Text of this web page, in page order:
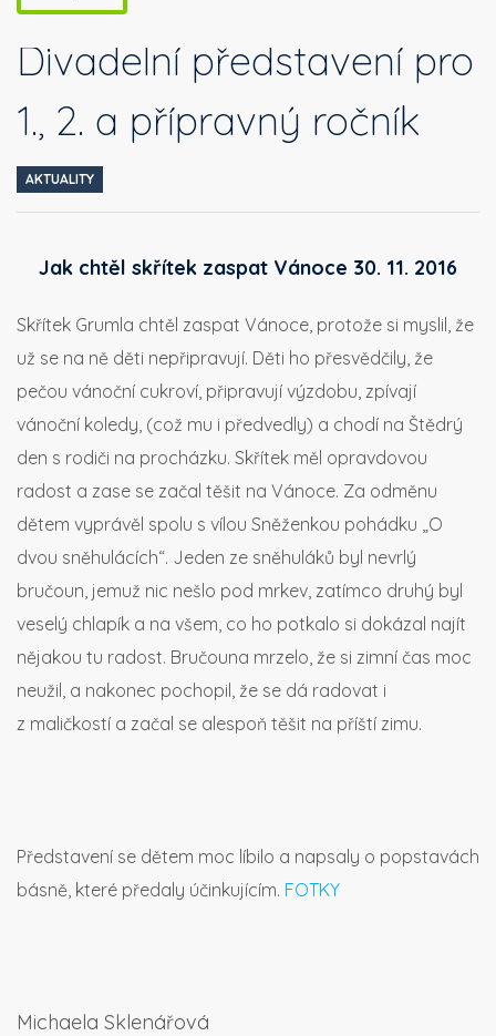
Divadelní představení pro
1., 2. a přípravný ročník
AKTUALITY
Jak chtěl skřítek zaspat Vánoce 30. 11. 2016
Skřítek Grumla chtěl zaspat Vánoce, protože si myslil, že
už se na ně děti nepřipravují. Děti ho přesvědčily, že
pečou vánoční cukroví, připravují výzdobu, zpívají
vánoční koledy, (což mu i předvedly) a chodí na Štědrý
den s rodiči na procházku. Skřítek měl opravdovou
radost a zase se začal těšit na Vánoce. Za odměnu
dětem vyprávěl spolu s vílou Sněženkou pohádku „O
dvou sněhulácích“. Jeden ze sněhuláků byl nevrlý
bručoun, jemuž nic nešlo pod mrkev, zatímco druhý byl
veselý chlapík a na všem, co ho potkalo si dokázal najít
nějakou tu radost. Bručouna mrzelo, že si zimní čas moc
neužil, a nakonec pochopil, že se dá radovat i
z maličkostí a začal se alespoň těšit na příští zimu.
Představení se dětem moc líbilo a napsaly o popstavách
básně, které předaly účinkujícím. FOTKY
Michaela Sklenářová